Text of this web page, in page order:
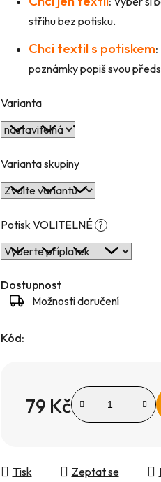
hvězdiček.střihu bez potisku.
Chci textil s potiskem:
poznámky popiš svou
Varianta
Varianta skupiny
Potisk VOLITELNÉ ?
Dostupnost
Možnosti doručení
Kód:
79 Kč
Měrná cena:
Tisk Zeptat se